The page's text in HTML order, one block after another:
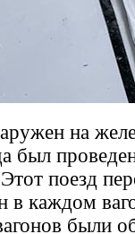
на
был
поезд
в каждом
были